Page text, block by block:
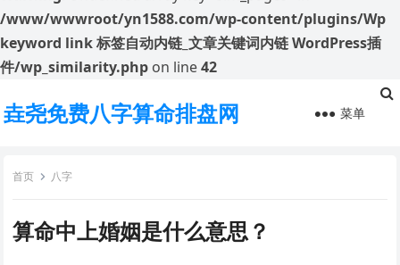
/www/wwwroot/yn1588.com/wp-content/plugins/Wp
keyword link 标签自动内链_文章关键词内链 WordPress插
件/wp_similarity.php on line42
垚尧免费八字算命排盘网 菜单
首页 八字
算命中上婚姻是什么意思？